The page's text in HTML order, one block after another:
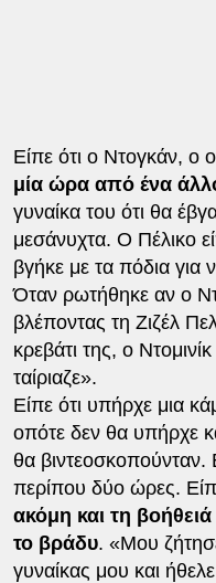
Είπε ότι ο Ντογκάν, ο
μία ώρα από ένα
γυναίκα του ότι θα
μεσάνυχτα. Ο Πέλικο
βγήκε με τα πόδια για
Όταν ρωτήθηκε αν ο
βλέποντας τη Ζιζέλ
κρεβάτι της, ο
ταίριαζε».
Είπε ότι υπήρχε μια
οπότε δεν θα υπήρχε
θα βιντεοσκοπούνταν.
περίπου δύο ώρες.
ακόμη και τη
το βράδυ. «Μου
γυναίκας μου και